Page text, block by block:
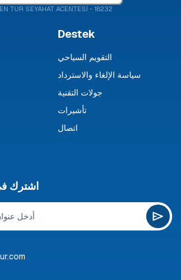
TUR SEYAHAT ACENTESİ - 18232
Destek
التقويم السياحي
سياسة الإلغاء والاسترداد
جولات التقنية
تأشيرات
اتصال
اشترك